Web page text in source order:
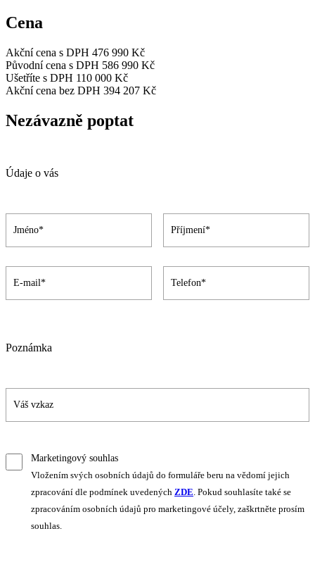
Cena
Akční cena s DPH 476 990 Kč
Původní cena s DPH 586 990 Kč
Ušetříte s DPH 110 000 Kč
Akční cena bez DPH 394 207 Kč
Nezávazně poptat
Údaje o vás
Poznámka
Marketingový souhlas
Vložením svých osobních údajů do formuláře beru na vědomí jejich
zpracování dle podmínek uvedených ZDE . Pokud souhlasíte také se
zpracováním osobních údajů pro marketingové účely, zaškrtněte prosím
souhlas.